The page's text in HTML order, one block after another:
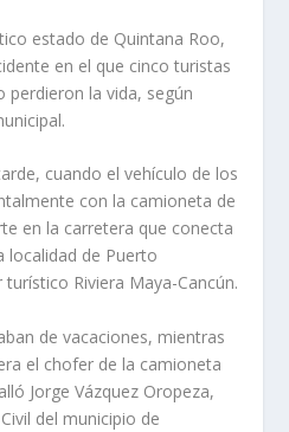
estado de Quintana Roo,
en el que cinco turistas
perdieron la vida, según
cuando el vehículo de los
con la camioneta de
en la carretera que conecta
localidad de Puerto
Riviera Maya-Cancún.
de vacaciones, mientras
el chofer de la camioneta
Jorge Vázquez Oropeza,
del municipio de